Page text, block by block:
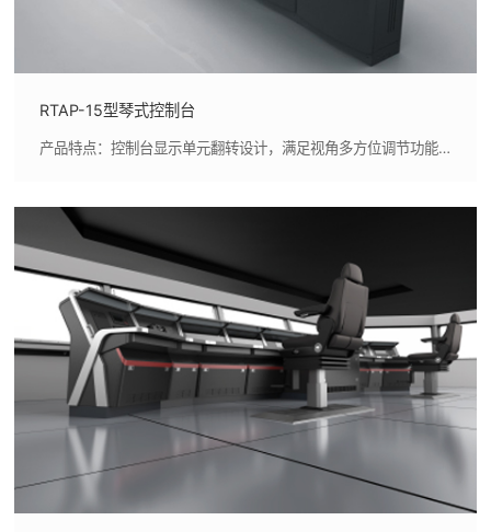
RTAP-15型琴式控制台
产品特点：控制台显示单元翻转设计，满足视角多方位调节功能，方便显示屏的安装和维护要求,多样的材料选择和结构兼容性，满足不同的应用场景